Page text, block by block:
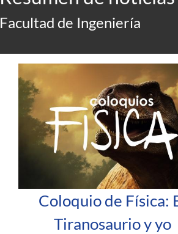
Facultad de Ingeniería
Coloquio de Física:
Tiranosaurio y yo